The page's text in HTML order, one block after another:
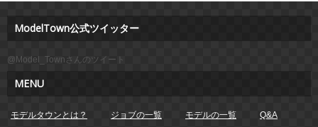
ModelTown公式ツイッター
@Model_Townさんのツイート
MENU
モデルタウンとは？ ジョブの一覧 モデルの一覧 Q&A